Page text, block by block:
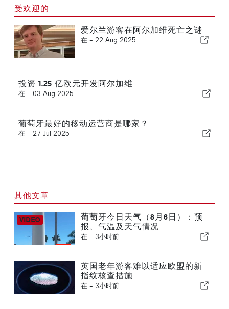
受欢迎的
爱尔兰游客在阿尔加维死亡之谜
在 - 22 Aug 2025
投资 1.25 亿欧元开发阿尔加维
在 - 03 Aug 2025
葡萄牙最好的移动运营商是哪家？
在 - 27 Jul 2025
其他文章
葡萄牙今日天气（8月6日）：预
报、气温及天气情况
在 - 3小时前
英国老年游客难以适应欧盟的新
指纹核查措施
在 - 3小时前